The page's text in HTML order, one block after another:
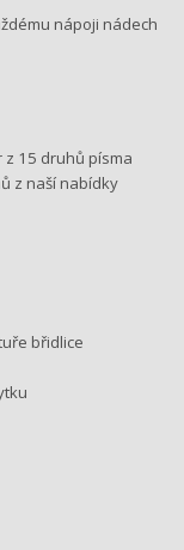
nápoji nádech
15 druhů písma
z naší nabídky
břidlice